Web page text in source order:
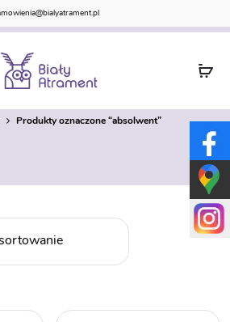
absolwent
Produkty oznaczone “absolwent”